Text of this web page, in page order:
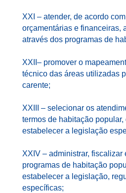
XXI – atender, de acordo
orçamentárias e financeiras,
através dos programas de
XXII– promover o
técnico das áreas utilizadas
carente;
XXIII – selecionar os
termos de habitação popular,
estabelecer a legislação
XXIV – administrar, fiscalizar
programas de habitação
estabelecer a legislação,
específicas;